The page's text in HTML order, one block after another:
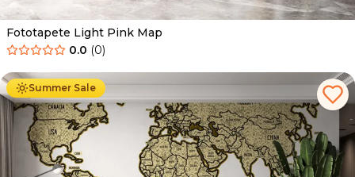
Fototapete Light Pink Map
0.0 (0)
Summer Sale
Ab 34.90 € 19.90